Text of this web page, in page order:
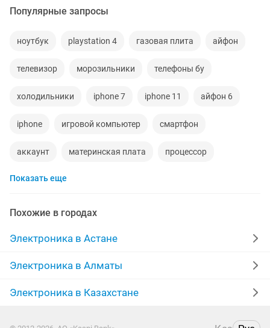
Популярные запросы
ноутбук playstation 4 газовая плита айфон
телевизор морозильники телефоны бу
холодильники iphone 7 iphone 11 айфон 6
iphone игровой компьютер смартфон
аккаунт материнская плата процессор
playstation
пылесос колонки
ремонт холодильников
кислородный концентратор
Показать еще
Похожие в городах
Электроника в Астане
Электроника в Алматы
Электроника в Казахстане